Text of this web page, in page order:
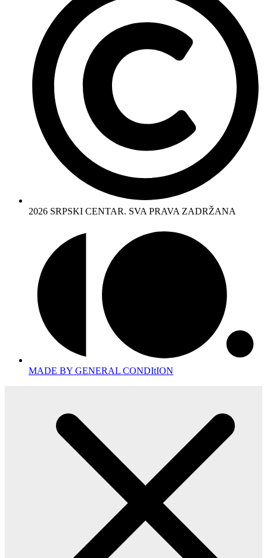
2026 SRPSKI CENTAR. SVA PRAVA ZADRŽANA
MADE BY GENERAL CONDItION